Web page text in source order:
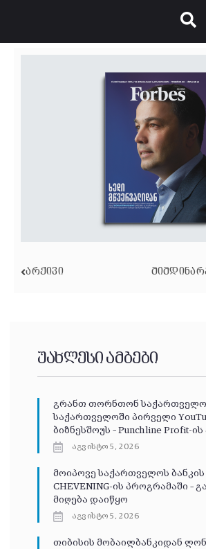
ᲐᲠᲥᲘᲕᲘ
უახლესი ამბები
გრანთ თორნთონ საქართველო
საქართველოში პირველი
ბიზნესშოუს – Punchline Profit-
აგვისტო 5, 2026
მოიპოვე საქართველოს ბანკის
CHEVENING-ის პროგრამაში –
მიღება დაიწყო
აგვისტო 5, 2026
თიბისის მობაილბანკიდან